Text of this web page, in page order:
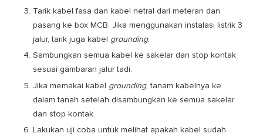
Tarik kabel fasa dan kabel netral dari meteran dan
pasang ke box MCB. Jika menggunakan instalasi listrik 3
jalur, tarik juga kabel grounding.
Sambungkan semua kabel ke sakelar dan stop kontak
sesuai gambaran jalur tadi.
Jika memakai kabel grounding, tanam kabelnya ke
dalam tanah setelah disambungkan ke semua sakelar
dan stop kontak.
Lakukan uji coba untuk melihat apakah kabel sudah